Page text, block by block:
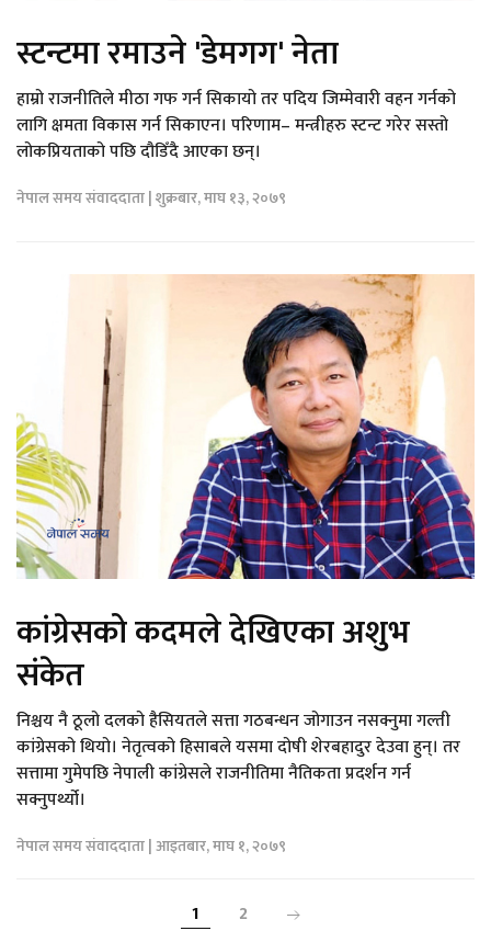
स्टन्टमा रमाउने 'डेमगग' नेता
हाम्रो राजनीतिले मीठा गफ गर्न सिकायो तर पदिय जिम्मेवारी वहन गर्नको
लागि क्षमता विकास गर्न सिकाएन। परिणाम– मन्त्रीहरु स्टन्ट गरेर सस्तो
लोकप्रियताको पछि दौडिँदै आएका छन्।
नेपाल समय संवाददाता | शुक्रबार, माघ १३, २०७९
कांग्रेसको कदमले देखिएका अशुभ
संकेत
निश्चय नै ठूलो दलको हैसियतले सत्ता गठबन्धन जोगाउन नसक्नुमा गल्ती
कांग्रेसको थियो। नेतृत्वको हिसाबले यसमा दोषी शेरबहादुर देउवा हुन्। तर
सत्तामा गुमेपछि नेपाली कांग्रेसले राजनीतिमा नैतिकता प्रदर्शन गर्न
सक्नुपर्थ्यो।
नेपाल समय संवाददाता | आइतबार, माघ १, २०७९
1 2